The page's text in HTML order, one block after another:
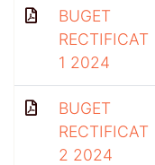
BUGET
RECTIFICAT
1 2024
BUGET
RECTIFICAT
2 2024